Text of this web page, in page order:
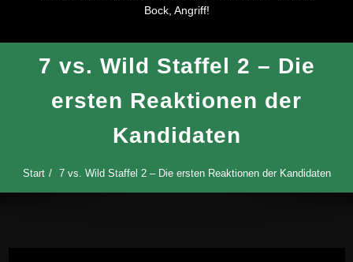
Bock, Angriff!
7 vs. Wild Staffel 2 – Die
ersten Reaktionen der
Kandidaten
Start 7 vs. Wild Staffel 2 – Die ersten Reaktionen der Kandidaten